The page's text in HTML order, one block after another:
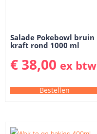
Salade Pokebowl bruin
kraft rond 1000 ml
€ 38,00 ex btw
Bestellen